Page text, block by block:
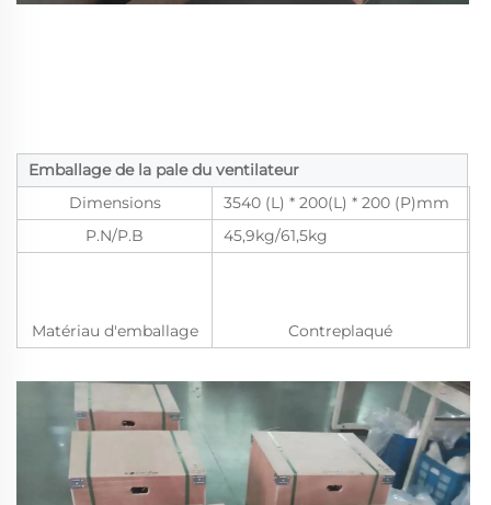
Emballage de la pale du ventilateur
Dimensions
3540 (L) * 200(L) * 200 (P)mm
P.N/P.B
45,9kg/61,5kg
Matériau d'emballage Contreplaqué